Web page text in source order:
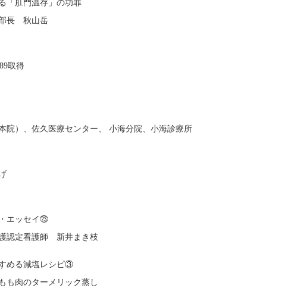
「肛門温存」の功罪
長 秋山岳
取得
院）、佐久医療センター、 小海分院、小海診療所
エッセイ㉓
認定看護師 新井まき枝
める減塩レシピ③
も肉のターメリック蒸し